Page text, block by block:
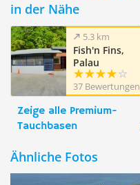
in der Nähe
5.3 km
Fish'n Fins,
Palau
37 Bewertungen
Zeige alle Premium-
Tauchbasen
Ähnliche Fotos